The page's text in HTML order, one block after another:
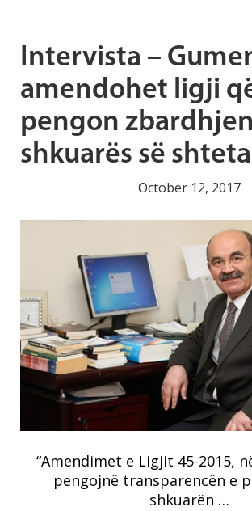
Intervista –
amendohet ligji
pengon
shkuarës së
October 12, 2017
“Amendimet e Ligjit 45-2015,
pengojnë transparencën e
shkuarën …